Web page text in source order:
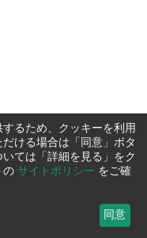
るため、クッキーを利用
ける場合は「同意」ボタ
ては「詳細を見る」をク
の サイトポリシー をご確
同意